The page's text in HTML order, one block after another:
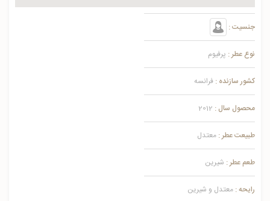
جنسیت :
نوع عطر : پرفیوم
کشور سازنده : فرانسه
محصول سال : 2012
طبیعت عطر : معتدل
طعم عطر : شیرین
رایحه : معتدل و شیرین